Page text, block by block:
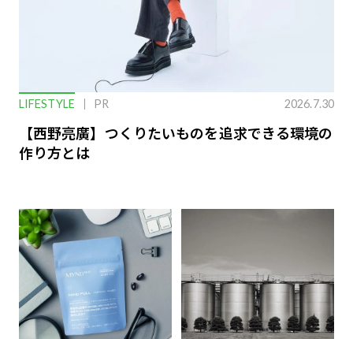
LIFESTYLE PR 2026.7.30
【西野亮廣】つくりたいものを追求できる環境の
作り方とは